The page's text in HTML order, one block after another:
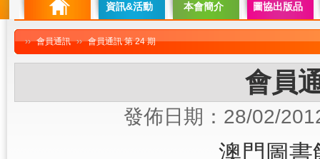
資訊&活動 本會簡介 圖協出版品
›› 會員通訊 ›› 會員通訊 第 24 期
會員
發佈日期：28/02/
澳門圖書